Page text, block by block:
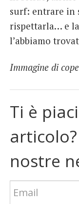
surf: entrare in
rispettarla… e
l’abbiamo
Immagine di
Ti è
nostre